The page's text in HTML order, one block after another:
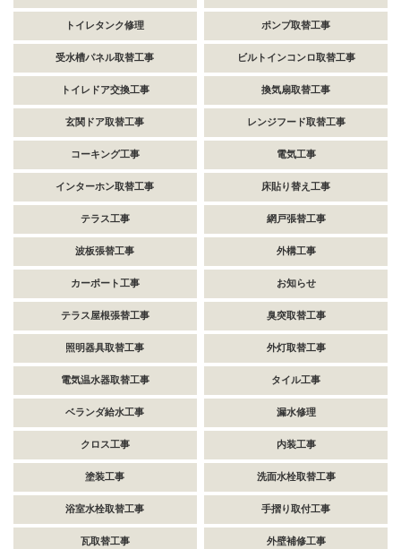
トイレタンク修理 ポンプ取替工事
受水槽パネル取替工事 ビルトインコンロ取替工事
トイレドア交換工事 換気扇取替工事
玄関ドア取替工事 レンジフード取替工事
コーキング工事 電気工事
インターホン取替工事 床貼り替え工事
テラス工事 網戸張替工事
波板張替工事 外構工事
カーポート工事 お知らせ
テラス屋根張替工事 臭突取替工事
照明器具取替工事 外灯取替工事
電気温水器取替工事 タイル工事
ベランダ給水工事 漏水修理
クロス工事 内装工事
塗装工事 洗面水栓取替工事
浴室水栓取替工事 手摺り取付工事
瓦取替工事 外壁補修工事